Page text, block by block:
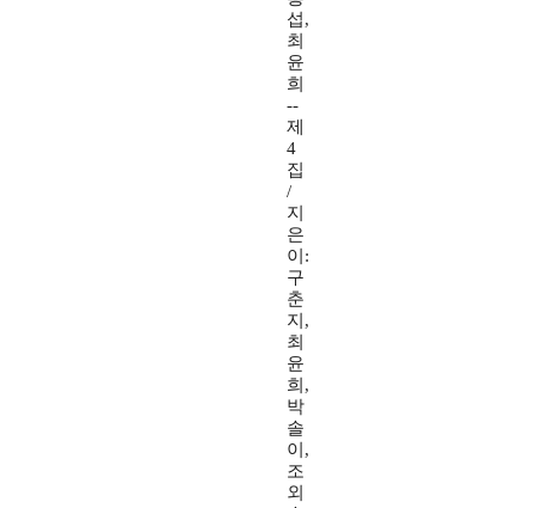
섭,
최
윤
희
--
제
4
집
/
지
은
이:
구
춘
지,
최
윤
희,
박
솔
이,
조
외